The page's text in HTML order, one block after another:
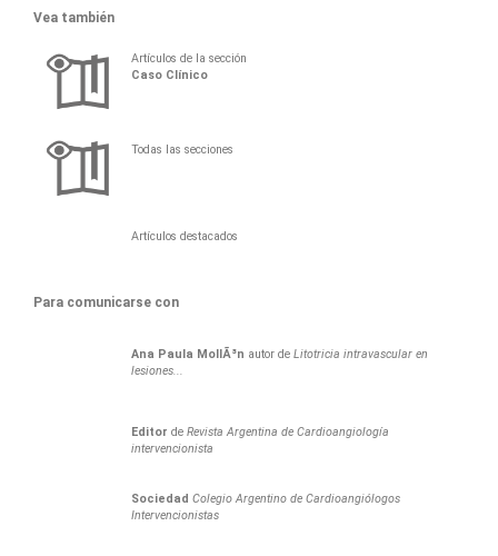
Vea también
Artículos de la sección
Caso Clínico
Todas las secciones
Artículos destacados
Para comunicarse con
Ana Paula MollÃ³n autor deLitotricia intravascular en
lesiones...
Editor deRevista Argentina de Cardioangiología
intervencionista
Sociedad Colegio Argentino de Cardioangiólogos
Intervencionistas